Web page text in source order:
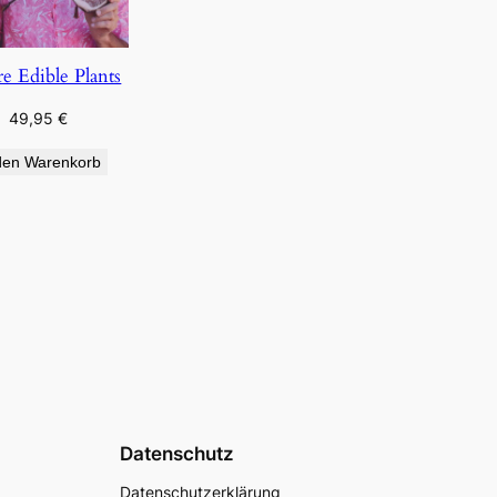
Edible Plants
49,95 €
Warenkorb
Datenschutz
Datenschutzerklärung